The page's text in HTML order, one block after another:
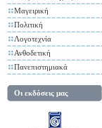
Μαγειρική
Πολιτική
Λογοτεχνία
Ανθοδετική
Πανεπιστημιακά
Οι εκδόσεις μας